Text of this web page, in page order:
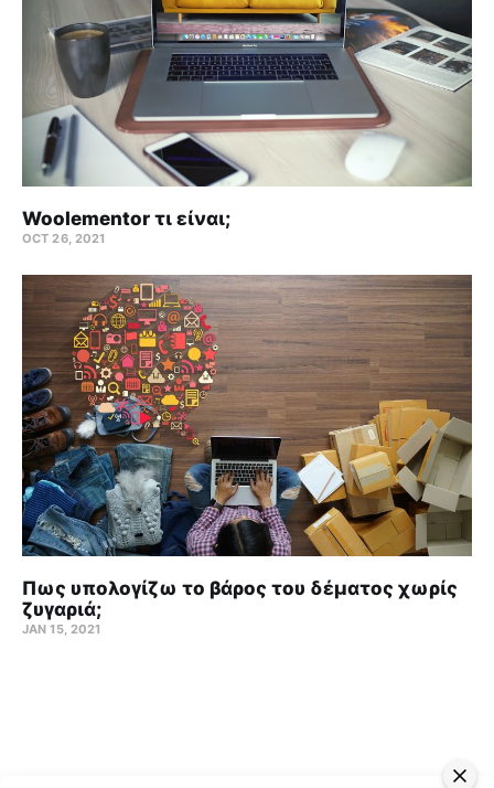
Woolementor τι είναι;
OCT 26, 2021
Πως υπολογίζω το βάρος του δέματος χωρίς
ζυγαριά;
JAN 15, 2021